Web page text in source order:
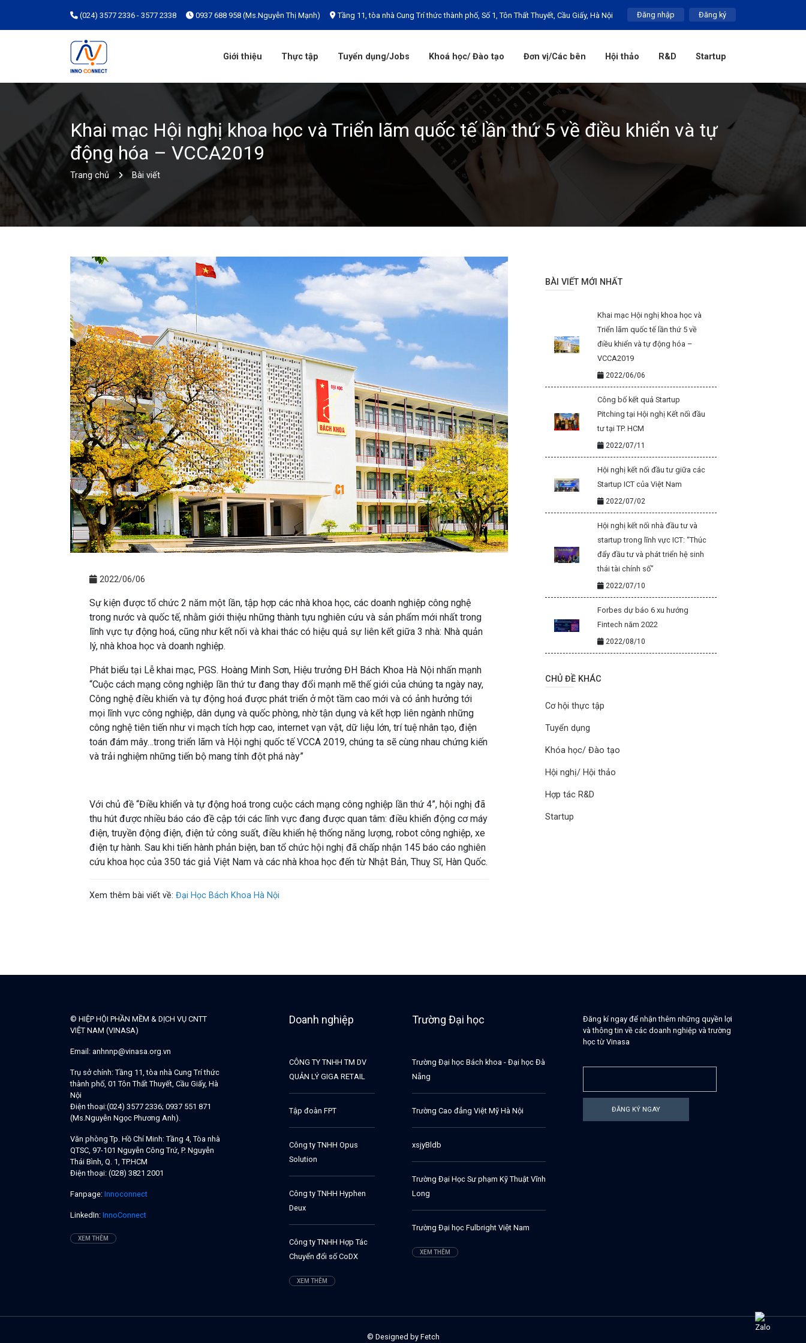
(024) 3577 2336 - 3577 2338 0937 688 958 (Ms.Nguyễn Thị Mạnh) Tầng 11, tòa nhà Cung Trí thức thành phố, Số 1, Tôn Thất Thuyết, Cầu Giấy, Hà Nội Đăng nhập Đăng ký
Giới thiệu Thực tập Tuyển dụng/Jobs Khoá học/ Đào tạo Đơn vị/Các bên Hội thảo R&D Startup
Khai mạc Hội nghị khoa học và Triển lãm quốc tế lần thứ 5 về điều khiển và tự
động hóa – VCCA2019
Trang chủ Bài viết
2022/06/06
Sự kiện được tổ chức 2 năm một lần, tập hợp các nhà khoa học, các doanh nghiệp công nghệ
trong nước và quốc tế, nhằm giới thiệu những thành tựu nghiên cứu và sản phẩm mới nhất trong
lĩnh vực tự động hoá, cũng như kết nối và khai thác có hiệu quả sự liên kết giữa 3 nhà: Nhà quản
lý, nhà khoa học và doanh nghiệp.
Phát biểu tại Lễ khai mạc, PGS. Hoàng Minh Sơn, Hiệu trưởng ĐH Bách Khoa Hà Nội nhấn mạnh
“Cuộc cách mạng công nghiệp lần thứ tư đang thay đổi mạnh mẽ thế giới của chúng ta ngày nay,
Công nghệ điều khiển và tự động hoá được phát triển ở một tầm cao mới và có ảnh hưởng tới
mọi lĩnh vực công nghiệp, dân dụng và quốc phòng, nhờ tận dụng và kết hợp liên ngành những
công nghệ tiên tiến như vi mạch tích hợp cao, internet vạn vật, dữ liệu lớn, trí tuệ nhân tạo, điện
toán đám mây…trong triển lãm và Hội nghị quốc tế VCCA 2019, chúng ta sẽ cùng nhau chứng kiến
và trải nghiệm những tiến bộ mang tính đột phá này”
Với chủ đề “Điều khiển và tự động hoá trong cuộc cách mạng công nghiệp lần thứ 4”, hội nghị đã
thu hút được nhiều báo cáo đề cập tới các lĩnh vực đang được quan tâm: điều khiển động cơ máy
điện, truyền động điện, điện tử công suất, điều khiển hệ thống năng lượng, robot công nghiệp, xe
điện tự hành. Sau khi tiến hành phản biện, ban tổ chức hội nghị đã chấp nhận 145 báo cáo nghiên
cứu khoa học của 350 tác giả Việt Nam và các nhà khoa học đến từ Nhật Bản, Thuỵ Sĩ, Hàn Quốc.
Xem thêm bài viết về: Đại Học Bách Khoa Hà Nội
BÀI VIẾT MỚI NHẤT
Khai mạc Hội nghị khoa học và
Triển lãm quốc tế lần thứ 5 về
điều khiển và tự động hóa –
VCCA2019
2022/06/06
Công bố kết quả Startup
Pitching tại Hội nghị Kết nối đầu
tư tại TP. HCM
2022/07/11
Hội nghị kết nối đầu tư giữa các
Startup ICT của Việt Nam
2022/07/02
Hội nghị kết nối nhà đầu tư và
startup trong lĩnh vực ICT: “Thúc
đẩy đầu tư và phát triển hệ sinh
thái tài chính số”
2022/07/10
Forbes dự báo 6 xu hướng
Fintech năm 2022
2022/08/10
CHỦ ĐỀ KHÁC
Cơ hội thực tập
Tuyển dụng
Khóa học/ Đào tạo
Hội nghị/ Hội thảo
Hợp tác R&D
Startup
© HIỆP HỘI PHẦN MỀM & DỊCH VỤ CNTT
VIỆT NAM (VINASA)
Email: anhnnp@vinasa.org.vn
Trụ sở chính: Tầng 11, tòa nhà Cung Trí thức
thành phố, 01 Tôn Thất Thuyết, Cầu Giấy, Hà
Nội
Điện thoại:(024) 3577 2336; 0937 551 871
(Ms.Nguyễn Ngọc Phương Anh).
Văn phòng Tp. Hồ Chí Minh: Tầng 4, Tòa nhà
QTSC, 97-101 Nguyễn Công Trứ, P. Nguyễn
Thái Bình, Q. 1, TP.HCM
Điện thoại: (028) 3821 2001
Fanpage: Innoconnect
LinkedIn: InnoConnect
XEM THÊM
Doanh nghiệp
CÔNG TY TNHH TM DV
QUẢN LÝ GIGA RETAIL
Tập đoàn FPT
Công ty TNHH Opus
Solution
Công ty TNHH Hyphen
Deux
Công ty TNHH Hợp Tác
Chuyển đổi số CoDX
XEM THÊM
Trường Đại học
Trường Đại học Bách khoa - Đại học Đà
Nẵng
Trường Cao đẳng Việt Mỹ Hà Nội
xsjyBldb
Trường Đại Học Sư phạm Kỹ Thuật Vĩnh
Long
Trường Đại học Fulbright Việt Nam
XEM THÊM
Đăng kí ngay để nhận thêm những quyền lợi
và thông tin về các doanh nghiệp và trường
học từ Vinasa
ĐĂNG KÝ NGAY
© Designed by Fetch